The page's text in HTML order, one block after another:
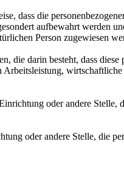
dass die
aufbewahrt werden
Person zugewiesen
die darin besteht, dass
oder andere
oder andere Stelle, die